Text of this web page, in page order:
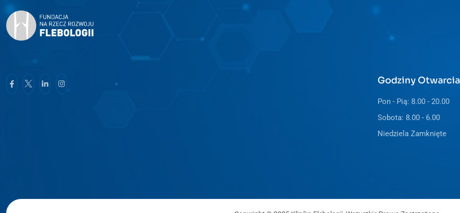
Godziny Otwarcia
Pon - Pią: 8.00 - 20.00
Sobota: 8.00 - 6.00
Niedziela Zamknięte